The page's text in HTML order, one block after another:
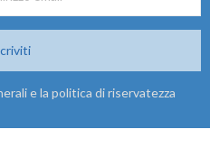
e la politica di riservatezza